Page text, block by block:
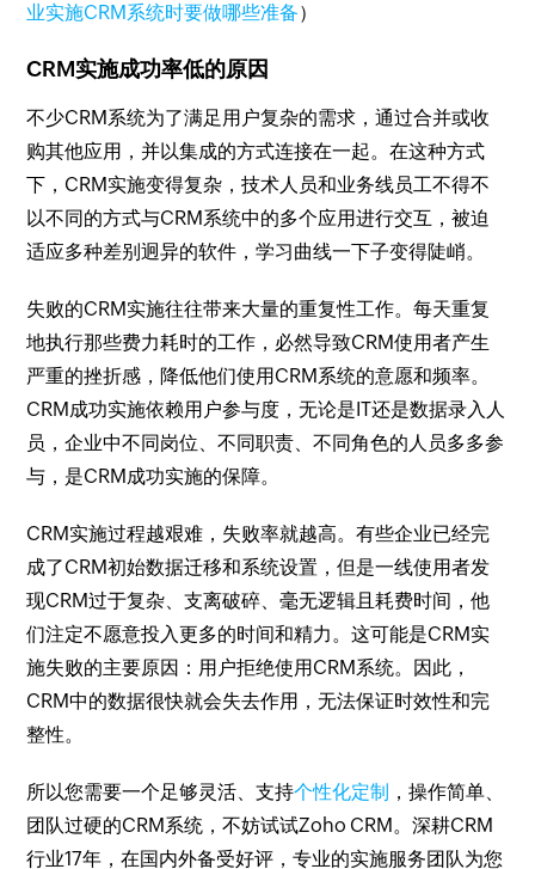
业实施CRM系统时要做哪些准备）
CRM实施成功率低的原因
不少CRM系统为了满足用户复杂的需求，通过合并或收
购其他应用，并以集成的方式连接在一起。在这种方式
下，CRM实施变得复杂，技术人员和业务线员工不得不
以不同的方式与CRM系统中的多个应用进行交互，被迫
适应多种差别迥异的软件，学习曲线一下子变得陡峭。
失败的CRM实施往往带来大量的重复性工作。每天重复
地执行那些费力耗时的工作，必然导致CRM使用者产生
严重的挫折感，降低他们使用CRM系统的意愿和频率。
CRM成功实施依赖用户参与度，无论是IT还是数据录入人
员，企业中不同岗位、不同职责、不同角色的人员多多参
与，是CRM成功实施的保障。
CRM实施过程越艰难，失败率就越高。有些企业已经完
成了CRM初始数据迁移和系统设置，但是一线使用者发
现CRM过于复杂、支离破碎、毫无逻辑且耗费时间，他
们注定不愿意投入更多的时间和精力。这可能是CRM实
施失败的主要原因：用户拒绝使用CRM系统。因此，
CRM中的数据很快就会失去作用，无法保证时效性和完
整性。
所以您需要一个足够灵活、支持个性化定制 ，操作简单、
团队过硬的CRM系统，不妨试试Zoho CRM。深耕CRM
行业17年，在国内外备受好评，专业的实施服务团队为您